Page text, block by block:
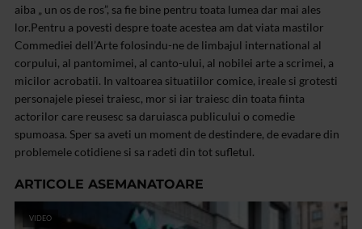
aiba „ un os de ros”, sa fie bine pentru toata lumea dar mai ales
lor.Pentru a povesti despre toate acestea am dat viata mastilor
Commediei dell’Arte folosindu-ne de limbajul international al
corpului, al pantomimei, al canto-ului, al nobilei arte a scrimei, a
micilor acrobatii. In valtoarea situatiilor comice, ireale si grotesti
personajele piesei traiesc, mor si iar traiesc din toata fiinta
actorilor care reusesc sa daruiasca publicului o comedie
spumoasa. Sper sa aveti un moment de destindere, de evadare din
problemele cotidiene si sa radeti din tot sufletul.
ARTICOLE ASEMANATOARE
VIDEO